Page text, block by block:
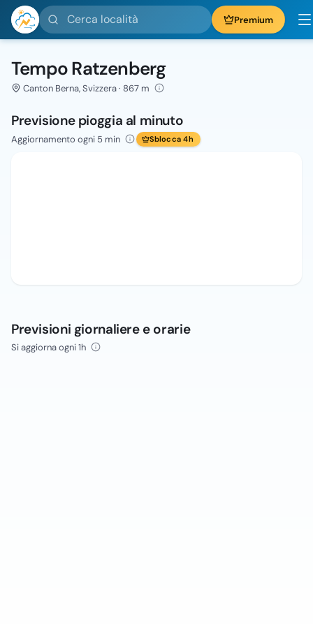
Cerca località Premium
Tempo Ratzenberg
Canton Berna, Svizzera · 867 m
Previsione pioggia al minuto
Aggiornamento ogni 5 min Sblocca 4h
Previsioni giornaliere e orarie
Si aggiorna ogni 1h